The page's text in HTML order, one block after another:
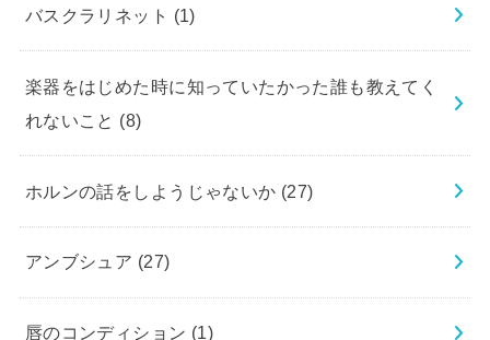
バスクラリネット (1)
楽器をはじめた時に知っていたかった誰も教えてく
れないこと (8)
ホルンの話をしようじゃないか (27)
アンブシュア (27)
唇のコンディション (1)